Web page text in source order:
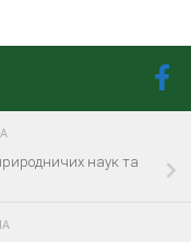
наук та